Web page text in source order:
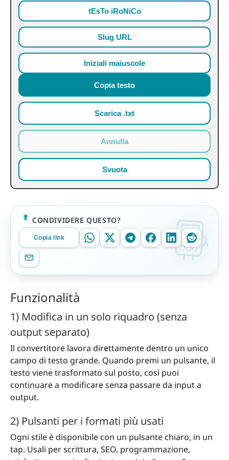
tEsTo iRoNiCo
Slug URL
Iniziali maiuscole
Copia testo
Scarica .txt
Annulla
Svuota
CONDIVIDERE QUESTO?
Copia link
Funzionalità
1) Modifica in un solo riquadro (senza
output separato)
Il convertitore lavora direttamente dentro un unico
campo di testo grande. Quando premi un pulsante, il
testo viene trasformato sul posto, così puoi
continuare a modificare senza passare da input a
output.
2) Pulsanti per i formati più usati
Ogni stile è disponibile con un pulsante chiaro, in un
tap. Usali per scrittura, SEO, programmazione,